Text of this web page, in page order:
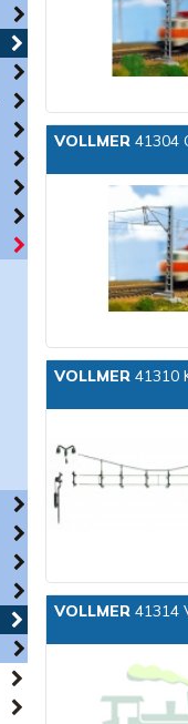
VOLLMER 41304
VOLLMER 41310
VOLLMER 41314